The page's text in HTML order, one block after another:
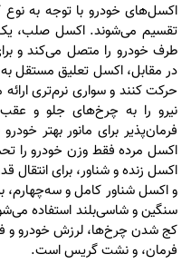
اکسل‌های خودرو با توجه به
تقسیم می‌شوند. اکسل صلب،
طرف خودرو را متصل می‌کند و
در مقابل، اکسل تعلیق مستقل
حرکت کنند و سواری نرم‌تری
نیرو را به چرخ‌های جلو و
فرمان‌پذیر برای مانور بهتر
اکسل مرده فقط وزن خودرو را
اکسل زنده و شناور، برای
و اکسل شناور کامل و سه‌چهارم،
سنگین و شاسی‌بلند استفاده
کج شدن چرخ‌ها، لرزش خودرو و
فرمان، و نشت گریس است.